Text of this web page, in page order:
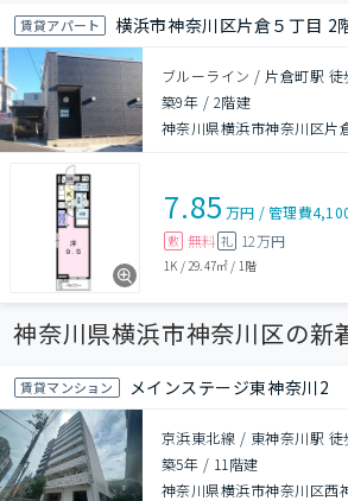
賃貸アパート 横浜市神奈川区片倉５丁目 2
ブルーライン / 片倉町駅 徒
築9年 / 2階建
神奈川県横浜市神奈川区片
7.85 万円 /管理費
敷 無料 礼 12万円
1K / 29.47㎡ / 1階
神奈川県横浜市神奈川区の新
賃貸マンション メインステージ東神奈川2
京浜東北線 / 東神奈川駅 徒
築5年 / 11階建
神奈川県横浜市神奈川区西